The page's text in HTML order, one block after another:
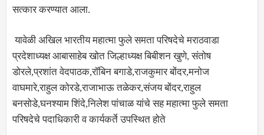
सत्कार करण्यात आला.
यावेळी अखिल भारतीय महात्मा फुले समता परिषदेचे मराठवाडा
प्रदेशाध्यक्ष आबासाहेब खोत जिल्हाध्यक्ष बिबीशन खुणे, संतोष
डोरले,प्रशांत वेदपाठक,रॉबिन बगाडे,राजकुमार बोंदर,मनोज
वाघमारे,राहुल कोरडे,राजाभाऊ तळेकर,संजय बोंदर,राहुल
बनसोडे,घनश्याम शिंदे,निलेश पांचाळ यांचे सह महात्मा फुले समता
परिषदेचे पदाधिकारी व कार्यकर्ते उपस्थित होते